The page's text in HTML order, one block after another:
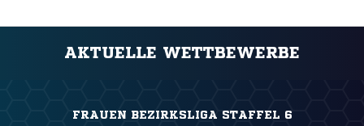
AKTUELLE WETTBEWERBE
FRAUEN BEZIRKSLIGA STAFFEL 6